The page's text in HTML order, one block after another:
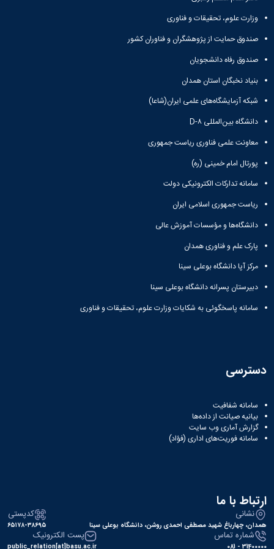
وزارت علوم، تحقیقات و فناوری
صندوق حمایت از پژوهشگران و فناوران کشور
صندوق رفاه دانشجویان
بنیاد نخبگان استان همدان
شبکه آزمایشگاه‌های علمی ایران(شاعا)
دانشگاه بین‌المللی D-۸
معاونت علمی فناوری ریاست جمهوری
پورتال امام خمینی (ره)
سامانه تدارکات الکترونیکی دولت
ریاست جمهوری اسلامی ایران
دانشگاه‌ها و مؤسسات آموزش عالی
پارک علم و فناوری همدان
مرکز آپا دانشگاه بوعلی سینا
دبیرستان پسرانه دانشگاه بوعلی سینا
سامانه پاسخگوئی به شکایات وزارت علوم، تحقیقات و فناوری
دسترسی
سامانه شفافیت
بیانیه صیانت از داده‌ها
گزارش آماری وب‌ سایت
سامانه فوریت‌های اداری (فؤاد)
ارتباط با ما
نشانی
همدان، چهارباغ شهید مصطفی احمدی روشن، دانشگاه بوعلی سینا
کدپستی
۶۵۱۷۸-۳۸۶۹۵
شماره تماس
31400000 - 081
پست الکترونیک
public_relation[at]basu.ac.ir